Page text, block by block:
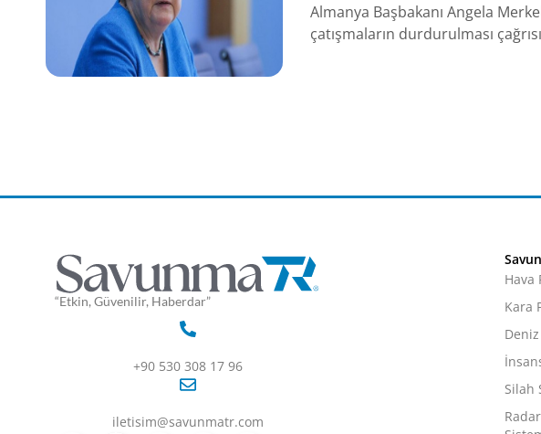
Almanya Başbakanı Angela
çatışmaların durdurulması
“Etkin, Güvenilir, Haberdar”
+90 530 308 17 96
iletisim@savunmatr.com
Hava
Kara
Silah